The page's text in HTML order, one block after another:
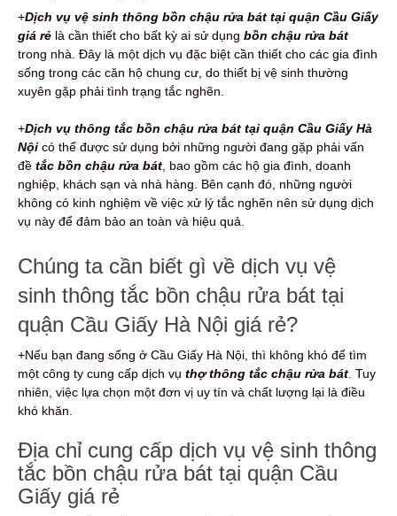
+Dịch vụ vệ sinh thông bồn chậu rửa bát tại quận Cầu Giấy
giá rẻ là cần thiết cho bất kỳ ai sử dụng bồn chậu rửa bát
trong nhà. Đây là một dịch vụ đặc biệt cần thiết cho các gia đình
sống trong các căn hộ chung cư, do thiết bị vệ sinh thường
xuyên gặp phải tình trạng tắc nghẽn.
+Dịch vụ thông tắc bồn chậu rửa bát tại quận Cầu Giấy Hà
Nội có thể được sử dụng bởi những người đang gặp phải vấn
đề tắc bồn chậu rửa bát , bao gồm các hộ gia đình, doanh
nghiệp, khách sạn và nhà hàng. Bên cạnh đó, những người
không có kinh nghiệm về việc xử lý tắc nghẽn nên sử dụng dịch
vụ này để đảm bảo an toàn và hiệu quả.
Chúng ta cần biết gì về dịch vụ vệ
sinh thông tắc bồn chậu rửa bát tại
quận Cầu Giấy Hà Nội giá rẻ?
+Nếu bạn đang sống ở Cầu Giấy Hà Nội, thì không khó để tìm
một công ty cung cấp dịch vụ thợ thông tắc chậu rửa bát . Tuy
nhiên, việc lựa chọn một đơn vị uy tín và chất lượng lại là điều
khó khăn.
Địa chỉ cung cấp dịch vụ vệ sinh thông
tắc bồn chậu rửa bát tại quận Cầu
Giấy giá rẻ